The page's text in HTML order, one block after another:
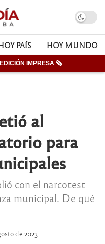
PAÍS HOY MUNDO
IMPRESA 🗞
al
para
con el narcotest
municipal. De qué
de 2023